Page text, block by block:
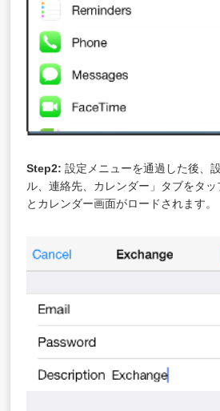
Step2:設定メニューを通過した後、
ル、連絡先、カレンダー」タブをタ
とカレンダー画面がロードされます。